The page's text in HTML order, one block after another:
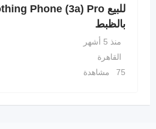
بالظبط
منذ 5 أشهر
القاهرة
75 مشاهدة